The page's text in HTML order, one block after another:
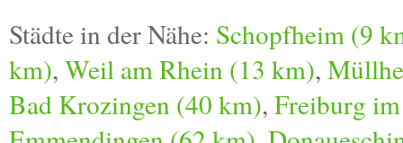
Städte in der Nähe: Schopfheim (9
km), Weil am Rhein (13 km),
Bad Krozingen (40 km), Freiburg